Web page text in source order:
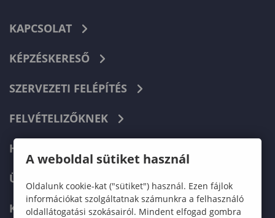
KAPCSOLAT
KÉPZÉSKERESŐ
SZERVEZETI FELÉPÍTÉS
FELVÉTELIZŐKNEK
HALLGATÓKNAK
ÜZLETI PARTNEREKNEK
KARRIER
A weboldal sütiket használ
Oldalunk cookie-kat ("sütiket") használ. Ezen fájlok
információkat szolgáltatnak számunkra a felhasználó
oldallátogatási szokásairól. Mindent elfogad gombra